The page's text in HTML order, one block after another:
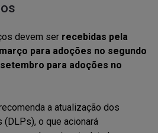
devem ser recebidas pela
para adoções no segundo
para adoções no
a atualização dos
o que acionará